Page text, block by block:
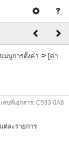
เมนูการตั้งค่า > [ค่า
เลขที่เอกสาร: C933-0A8
ต่ละรายการ